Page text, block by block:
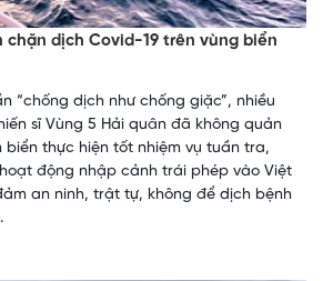
chặn dịch Covid-19 trên vùng biển
“chống dịch như chống giặc”, nhiều
sĩ Vùng 5 Hải quân đã không quản
biển thực hiện tốt nhiệm vụ tuần tra,
động nhập cảnh trái phép vào Việt
an ninh, trật tự, không để dịch bệnh